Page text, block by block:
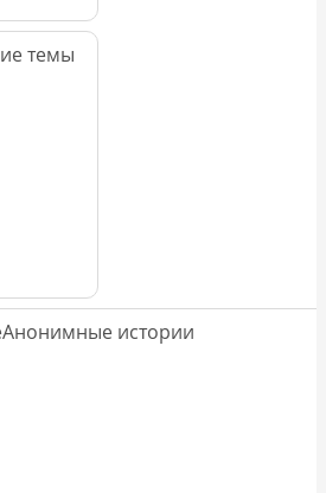
темы
Анонимные истории